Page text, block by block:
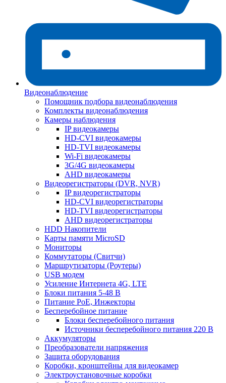
Видеонаблюдение
Помощник подбора видеонаблюдения
Комплекты видеонаблюдения
Камеры наблюдения
IP видеокамеры
HD-CVI видеокамеры
HD-TVI видеокамеры
Wi-Fi видеокамеры
3G/4G видеокамеры
AHD видеокамеры
Видеорегистраторы (DVR, NVR)
IP видеорегистраторы
HD-CVI видеорегистраторы
HD-TVI видеорегистраторы
AHD видеорегистраторы
HDD Накопители
Карты памяти MicroSD
Мониторы
Коммутаторы (Свитчи)
Маршрутизаторы (Роутеры)
USB модем
Усиление Интернета 4G, LTE
Блоки питания 5-48 В
Питание PoE, Инжекторы
Бесперебойное питание
Блоки бесперебойного питания
Источники бесперебойного питания 220 В
Аккумуляторы
Преобразователи напряжения
Защита оборудования
Коробки, кронштейны для видеокамер
Электроустановочные коробки